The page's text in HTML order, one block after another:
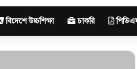
বিদেশে উচ্চশিক্ষা চাকরি